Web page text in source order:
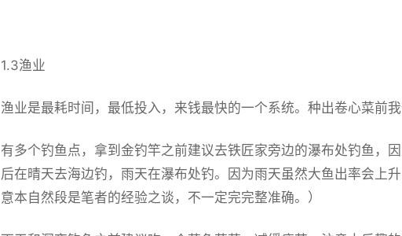
1.3渔业
渔业是最耗时间，最低投入，来钱最快的一个系统。种出卷心菜前
有多个钓鱼点，拿到金钓竿之前建议去铁匠家旁边的瀑布处钓鱼，
后在晴天去海边钓，雨天在瀑布处钓。因为雨天虽然大鱼出率会上
意本自然段是笔者的经验之谈，不一定完完整准确。）